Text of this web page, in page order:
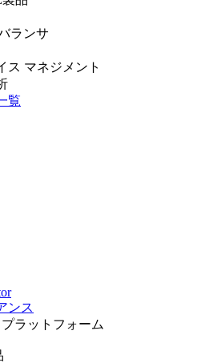
ランサ
ス マネジメント
覧
ンス
ラットフォーム